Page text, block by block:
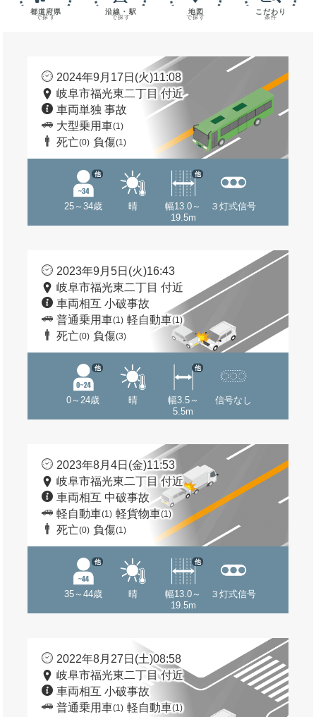
都道府県
で探す
沿線・駅
で探す
地図
で探す
こだわり
条件
2024年9月17日(火)11:08
岐阜市福光東二丁目 付近
車両単独 事故
大型乗用車(1)
死亡(0) 負傷(1)
25～34歳
他
晴
幅13.0～
19.5m
他
３灯式信号
2023年9月5日(火)16:43
岐阜市福光東二丁目 付近
車両相互 小破事故
普通乗用車(1) 軽自動車(1)
死亡(0) 負傷(3)
0～24歳
他
晴
幅3.5～
5.5m
他
信号なし
2023年8月4日(金)11:53
岐阜市福光東二丁目 付近
車両相互 中破事故
軽自動車(1) 軽貨物車(1)
死亡(0) 負傷(1)
35～44歳
他
晴
幅13.0～
19.5m
他
３灯式信号
2022年8月27日(土)08:58
岐阜市福光東二丁目 付近
車両相互 小破事故
普通乗用車(1) 軽自動車(1)